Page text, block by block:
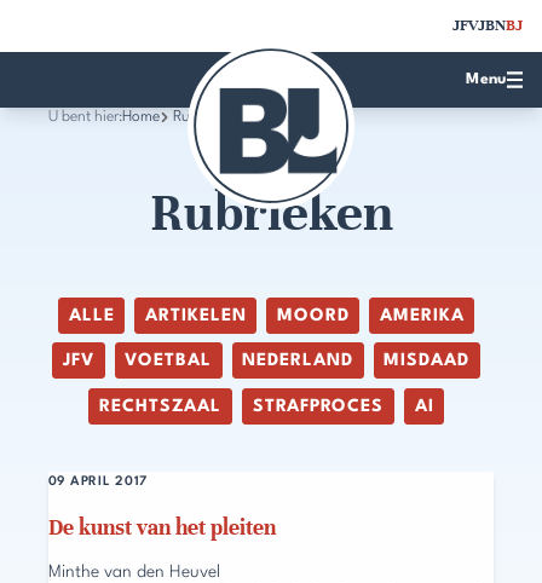
JFVJBNBJ
Menu
U bent hier:Home Rubrieken
Rubrieken
ALLE ARTIKELEN MOORD AMERIKA
JFV VOETBAL NEDERLAND MISDAAD
RECHTSZAAL STRAFPROCES AI
De kunst van het pleiten
09 APRIL 2017
Minthe van den Heuvel